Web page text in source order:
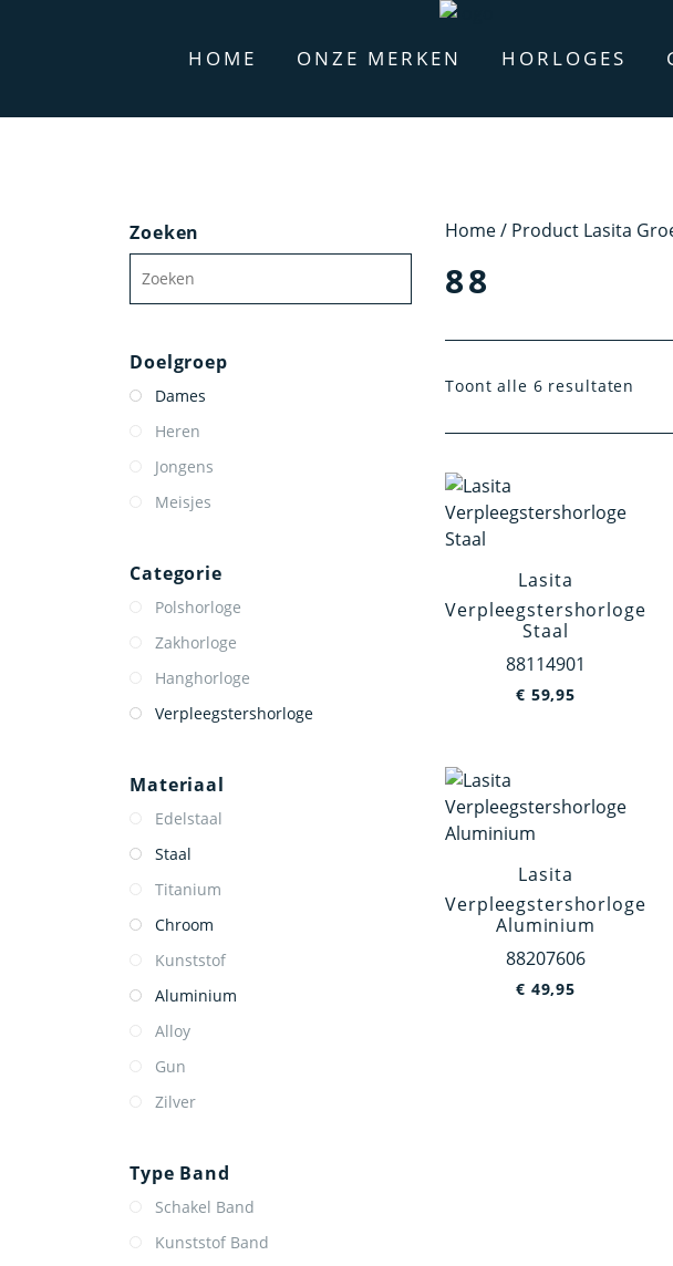
HOME ONZE MERKEN HORLOGES
Zoeken
Doelgroep
Dames
Heren
Jongens
Meisjes
Categorie
Polshorloge
Zakhorloge
Hanghorloge
Verpleegstershorloge
Materiaal
Edelstaal
Staal
Titanium
Chroom
Kunststof
Aluminium
Alloy
Gun
Zilver
Type Band
Schakel Band
Kunststof Band
Home/ Product Lasita
88
Toont alle 6 resultaten
Lasita
Verpleegstershorloge
Staal
88114901
€ 59,95
Lasita
Verpleegstershorloge
Aluminium
88207606
€ 49,95